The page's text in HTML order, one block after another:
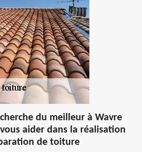
du meilleur à Wavre
aider dans la réalisation
de toiture